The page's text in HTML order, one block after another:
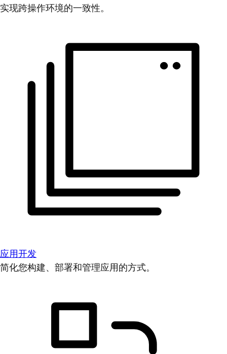
实现跨操作环境的一致性。
应用开发
简化您构建、部署和管理应用的方式。